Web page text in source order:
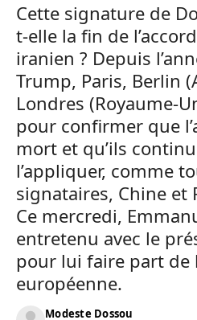
Cette signature de
t-elle la fin de
iranien ? Depuis
Trump, Paris, Berlin
Londres (Royaume-
pour confirmer que
mort et qu’ils
l’appliquer, comme
signataires, Chine et
Ce mercredi,
entretenu avec le
pour lui faire part de
européenne.
Modeste Dossou